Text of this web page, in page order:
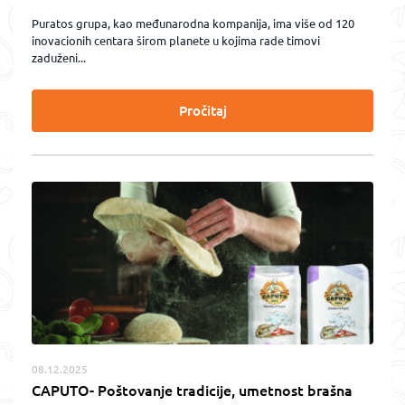
Puratos grupa, kao međunarodna kompanija, ima više od 120
inovacionih centara širom planete u kojima rade timovi
zaduženi...
Pročitaj
08.12.2025
CAPUTO- Poštovanje tradicije, umetnost brašna